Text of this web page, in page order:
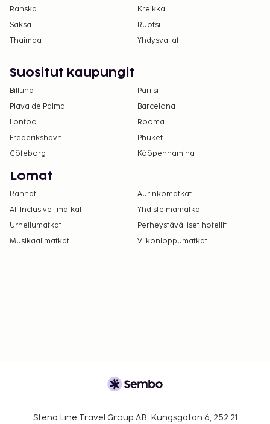
Ranska
Kreikka
Saksa
Ruotsi
Thaimaa
Yhdysvallat
Suositut kaupungit
Billund
Pariisi
Playa de Palma
Barcelona
Lontoo
Rooma
Frederikshavn
Phuket
Göteborg
Kööpenhamina
Lomat
Rannat
Aurinkomatkat
All Inclusive -matkat
Yhdistelmämatkat
Urheilumatkat
Perheystävälliset hotellit
Musikaalimatkat
Viikonloppumatkat
Stena Line Travel Group AB, Kungsgatan 6, 252 21